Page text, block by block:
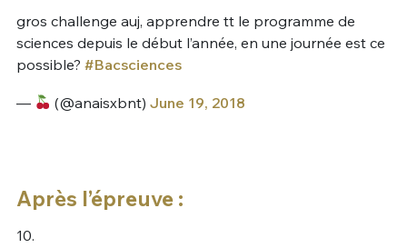
gros challenge auj, apprendre tt le programme de
sciences depuis le début l’année, en une journée est ce
possible? #Bacsciences
— (@anaisxbnt) June 19, 2018
Après l’épreuve :
10.